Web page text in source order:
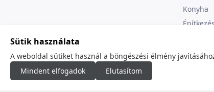
Konyha
Építkezés
Sütik használata
A weboldal sütiket használ a böngészési élmény
Mindent elfogadok
Elutasítom